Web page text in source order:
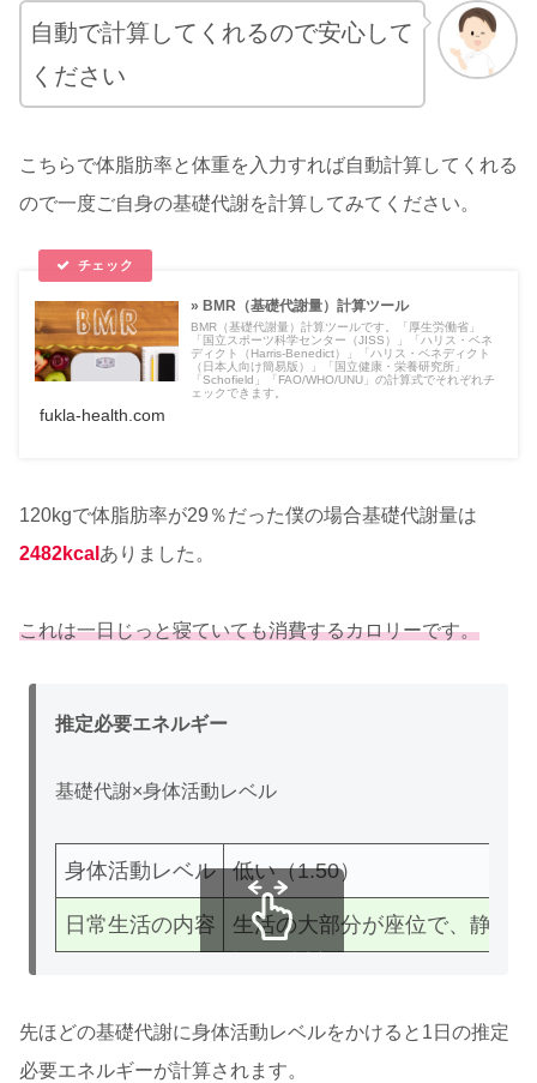
自動で計算してくれるので安心して
ください
こちらで体脂肪率と体重を入力すれば自動計算してくれる
ので一度ご自身の基礎代謝を計算してみてください。
» BMR（基礎代謝量）計算ツール
BMR（基礎代謝量）計算ツールです。「厚生労働省」
「国立スポーツ科学センター（JISS）」「ハリス・ベネ
ディクト（Harris-Benedict）」「ハリス・ベネディクト
（日本人向け簡易版）」「国立健康・栄養研究所」
「Schofield」「FAO/WHO/UNU」の計算式でそれぞれチ
ェックできます。
fukla-health.com
120kgで体脂肪率が29％だった僕の場合基礎代謝量は
2482kcal ありました。
これは一日じっと寝ていても消費するカロリーです。
推定必要エネルギー
基礎代謝×身体活動レベル
身体活動レベル 低い（1.50）
日常生活の内容 生活の大部分が座位で、静的
スクロールできます
先ほどの基礎代謝に身体活動レベルをかけると1日の推定
必要エネルギーが計算されます。